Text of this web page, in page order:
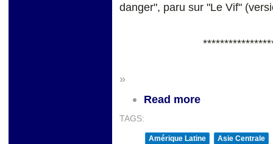
danger", paru sur "Le Vif"
»
Read more
TAGS:
Amérique Latine
Asie Centrale